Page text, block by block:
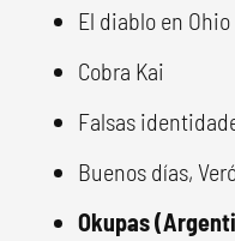
El diablo en Ohio
Cobra Kai
Falsas
Buenos días,
Okupas